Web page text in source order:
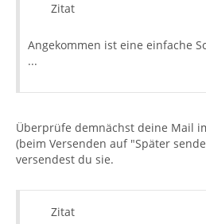
Zitat
Angekommen ist eine einfache
...
Überprüfe demnächst deine Mail
(beim Versenden auf "Später
versendest du sie.
Zitat